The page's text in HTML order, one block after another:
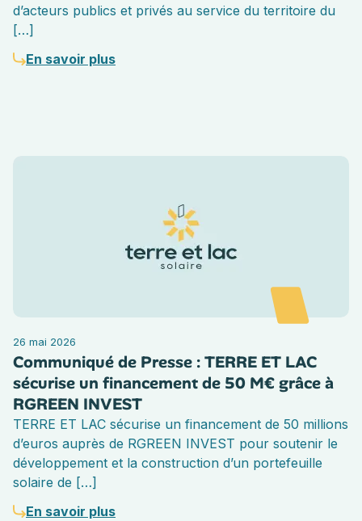
d’acteurs publics et privés au service du territoire du
[…]
En savoir plus
26 mai 2026
Communiqué de Presse : TERRE ET LAC
sécurise un financement de 50 M€ grâce à
RGREEN INVEST
TERRE ET LAC sécurise un financement de 50 millions
d’euros auprès de RGREEN INVEST pour soutenir le
développement et la construction d’un portefeuille
solaire de […]
En savoir plus